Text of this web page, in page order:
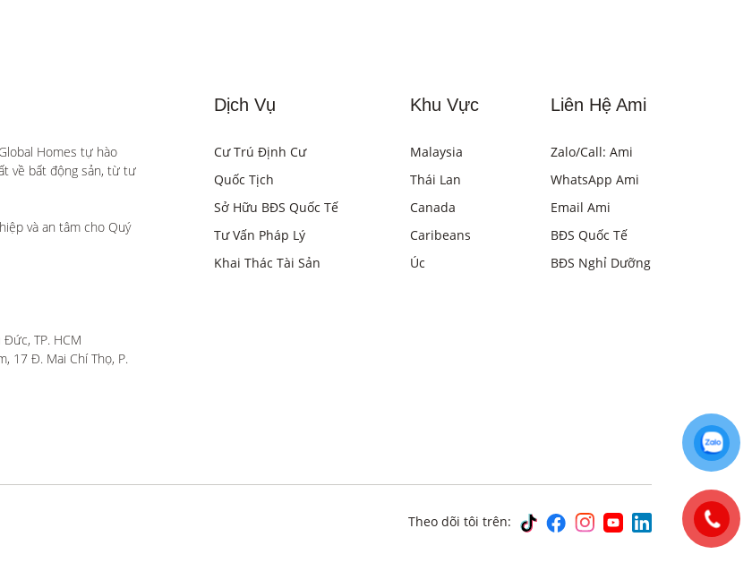
Homes tự hào
về bất động sản, từ tư
và an tâm cho Quý
TP. HCM
17 Đ. Mai Chí Thọ, P.
Dịch Vụ
Cư Trú Định Cư
Quốc Tịch
Sở Hữu BĐS Quốc Tế
Tư Vấn Pháp Lý
Khai Thác Tài Sản
Khu Vực
Malaysia
Thái Lan
Canada
Caribeans
Úc
Liên Hệ Ami
Zalo/Call: Ami
WhatsApp Ami
Email Ami
BĐS Quốc Tế
BĐS Nghỉ Dưỡng
Theo dõi tôi trên: